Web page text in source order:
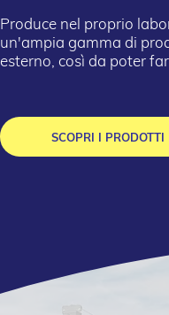
Produce nel proprio
un'ampia gamma di
esterno, così da poter
SCOPRI I PRODOTTI